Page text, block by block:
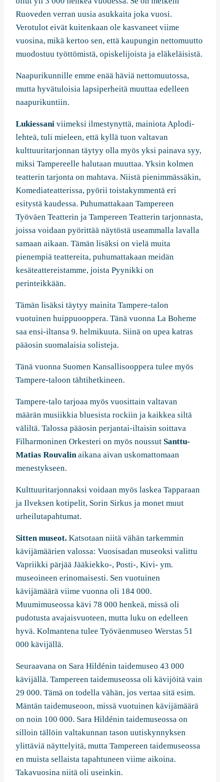
Ruoveden verran uusia asukkaita joka vuosi.
Verotulot eivät kuitenkaan ole kasvaneet viime
vuosina, mikä kertoo sen, että kaupungin nettomuutto
muodostuu työttömistä, opiskelijoista ja eläkeläisistä.
Naapurikunnille emme enää häviä nettomuutossa,
mutta hyvätuloisia lapsiperheitä muuttaa edelleen
naapurikuntiin.
Lukiessani viimeksi ilmestynyttä, mainiota Aplodi-
lehteä, tuli mieleen, että kyllä tuon valtavan
kulttuuritarjonnan täytyy olla myös yksi painava syy,
miksi Tampereelle halutaan muuttaa. Yksin kolmen
teatterin tarjonta on mahtava. Niistä pienimmässäkin,
Komediateatterissa, pyörii toistakymmentä eri
esitystä kaudessa. Puhumattakaan Tampereen
Työväen Teatterin ja Tampereen Teatterin tarjonnasta,
joissa voidaan pyörittää näytöstä useammalla lavalla
samaan aikaan. Tämän lisäksi on vielä muita
pienempiä teattereita, puhumattakaan meidän
kesäteattereistamme, joista Pyynikki on
perinteikkään.
Tämän lisäksi täytyy mainita Tampere-talon
vuotuinen huippuooppera. Tänä vuonna La Boheme
saa ensi-iltansa 9. helmikuuta. Siinä on upea katras
pääosin suomalaisia solisteja.
Tänä vuonna Suomen Kansallisooppera tulee myös
Tampere-taloon tähtihetkineen.
Tampere-talo tarjoaa myös vuosittain valtavan
määrän musiikkia bluesista rockiin ja kaikkea siltä
väliltä. Talossa pääosin perjantai-iltaisin soittava
Filharmoninen Orkesteri on myös noussut Santtu-
Matias Rouvalinaikana aivan uskomattomaan
menestykseen.
Kulttuuritarjonnaksi voidaan myös laskea Tapparaan
ja Ilveksen kotipelit, Sorin Sirkus ja monet muut
urheilutapahtumat.
Sitten museot. Katsotaan niitä vähän tarkemmin
kävijämäärien valossa: Vuosisadan museoksi valittu
Vapriikki pärjää Jääkiekko-, Posti-, Kivi- ym.
museoineen erinomaisesti. Sen vuotuinen
kävijämäärä viime vuonna oli 184 000.
Muumimuseossa kävi 78 000 henkeä, missä oli
pudotusta avajaisvuoteen, mutta luku on edelleen
hyvä. Kolmantena tulee Työväenmuseo Werstas 51
000 kävijällä.
Seuraavana on Sara Hildénin taidemuseo 43 000
kävijällä. Tampereen taidemuseossa oli kävijöitä vain
29 000. Tämä on todella vähän, jos vertaa sitä esim.
Mäntän taidemuseoon, missä vuotuinen kävijämäärä
on noin 100 000. Sara Hildénin taidemuseossa on
silloin tällöin valtakunnan tason uutiskynnyksen
ylittäviä näyttelyitä, mutta Tampereen taidemuseossa
en muista sellaista tapahtuneen viime aikoina.
Takavuosina niitä oli useinkin.